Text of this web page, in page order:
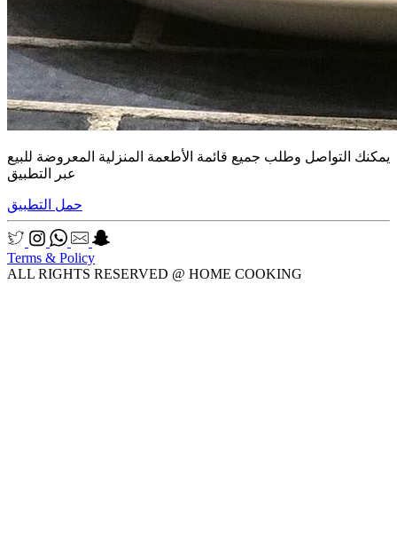
يمكنك التواصل وطلب جميع قائمة الأطعمة المنزلية المعروضة للبيع
عبر التطبيق
حمل التطبيق
Terms & Policy
ALL RIGHTS RESERVED @ HOME COOKING